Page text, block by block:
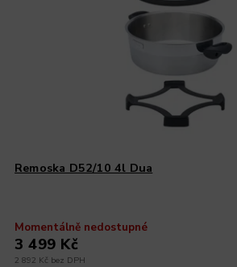
Remoska D52/10 4l Dua
Momentálně nedostupné
2 892 Kč bez DPH
3 499 Kč